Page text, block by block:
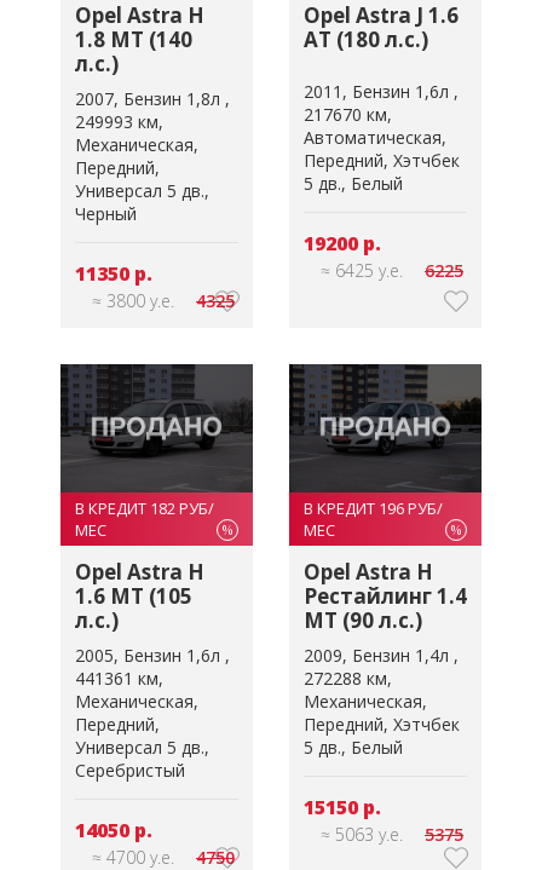
Opel Astra H
1.8 MT (140
л.с.)
2007 Бензин 1,8л
249993 км
Механическая
Передний
Универсал 5 дв.
Черный
11350 р.
≈ 3800 у.е. 4325
Opel Astra J 1.6
AT (180 л.с.)
2011
Бензин 1,6л
217670 км
Автоматическая
Передний Хэтчбек
5 дв. Белый
19200 р.
≈ 6425 у.е. 6225
В КРЕДИТ 182 РУБ/
МЕС
%
Opel Astra H
1.6 MT (105
л.с.)
2005 Бензин 1,6л
441361 км
Механическая
Передний
Универсал 5 дв.
Серебристый
14050 р.
≈ 4700 у.е. 4750
В КРЕДИТ 196 РУБ/
МЕС
%
Opel Astra H
Рестайлинг 1.4
MT (90 л.с.)
2009 Бензин 1,4л
272288 км
Механическая
Передний Хэтчбек
5 дв. Белый
15150 р.
≈ 5063 у.е. 5375